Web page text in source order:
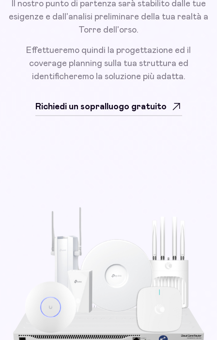
Il nostro punto di partenza sarà stabilito dalle tue
esigenze e dall'analisi preliminare della tua realtà a
Torre dell'orso.
Effettueremo quindi la progettazione ed il
coverage planning sulla tua struttura ed
identificheremo la soluzione più adatta.
Richiedi un sopralluogo gratuito